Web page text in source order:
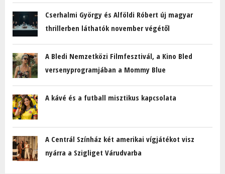
Cserhalmi György és Alföldi Róbert új magyar
thrillerben láthatók november végétől
A Bledi Nemzetközi Filmfesztivál, a Kino Bled
versenyprogramjában a Mommy Blue
A kávé és a futball misztikus kapcsolata
A Centrál Színház két amerikai vígjátékot visz
nyárra a Szigliget Várudvarba